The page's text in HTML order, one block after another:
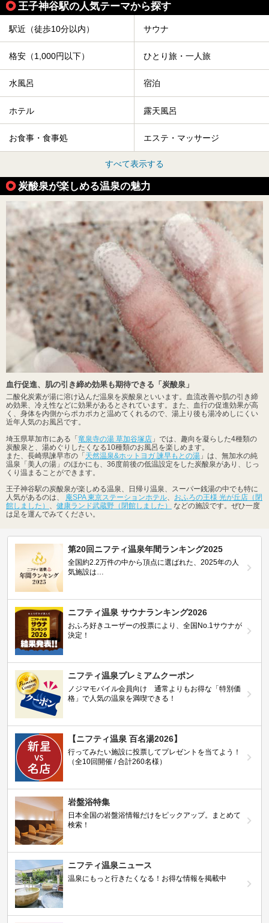
王子神谷駅の人気テーマから探す
駅近（徒歩10分以内） サウナ
格安（1,000円以下） ひとり旅・一人旅
水風呂 宿泊
ホテル 露天風呂
お食事・食事処 エステ・マッサージ
すべて表示する
炭酸泉が楽しめる温泉の魅力
血行促進、肌の引き締め効果も期待できる「炭酸泉」
二酸化炭素が湯に溶け込んだ温泉を炭酸泉といいます。血流改善や肌の引き締
め効果、冷え性などに効果があるとされています。また、血行の促進効果が高
く、身体を内側からポカポカと温めてくれるので、湯上り後も湯冷めしにくい
近年人気のお風呂です。
埼玉県草加市にある「竜泉寺の湯 草加谷塚店 」では、趣向を凝らした4種類の
炭酸泉と、湯めぐりしたくなる10種類のお風呂を楽しめます。
また、長崎県諫早市の「天然温泉&ホットヨガ 諫早もとの湯 」は、無加水の純
温泉「美人の湯」のほかにも、36度前後の低温設定をした炭酸泉があり、じっ
くり温まることができます。
王子神谷駅の炭酸泉が楽しめる温泉、日帰り温泉、スーパー銭湯の中でも特に
人気があるのは、 庵SPA 東京ステーションホテル
おふろの王様 光が丘店（閉
館しました）
健康ランド武蔵野（閉館しました）
などの施設です。ぜひ一度
は足を運んでみてください。
第20回ニフティ温泉年間ランキング2025
全国約2.2万件の中から頂点に選ばれた、2025年の人
気施設は…
ニフティ温泉 サウナランキング2026
おふろ好きユーザーの投票により、全国No.1サウナが
決定！
ニフティ温泉プレミアムクーポン
ノジマモバイル会員向け 通常よりもお得な「特別価
格」で人気の温泉を満喫できる！
【ニフティ温泉 百名湯2026】
行ってみたい施設に投票してプレゼントを当てよう！
（全10回開催 / 合計260名様）
岩盤浴特集
日本全国の岩盤浴情報だけをピックアップ。まとめて
検索！
ニフティ温泉ニュース
温泉にもっと行きたくなる！お得な情報を掲載中